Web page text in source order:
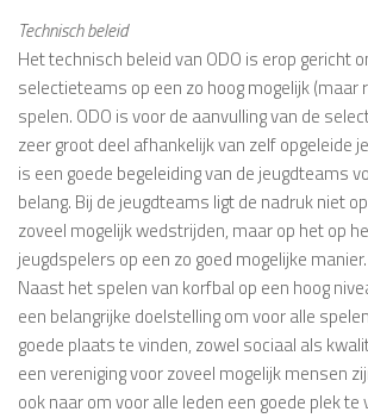
Technisch beleid
Het technisch beleid van ODO is erop gericht
selectieteams op een zo hoog mogelijk (maar
spelen. ODO is voor de aanvulling van de
zeer groot deel afhankelijk van zelf opgeleide
is een goede begeleiding van de jeugdteams
belang. Bij de jeugdteams ligt de nadruk niet
zoveel mogelijk wedstrijden, maar op het op
jeugdspelers op een zo goed mogelijke manier.
Naast het spelen van korfbal op een hoog
een belangrijke doelstelling om voor alle
goede plaats te vinden, zowel sociaal als
een vereniging voor zoveel mogelijk mensen
ook naar om voor alle leden een goede plek te